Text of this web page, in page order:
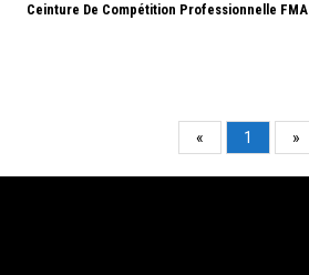
Ceinture De Compétition Professionnelle FMA
« 1 »